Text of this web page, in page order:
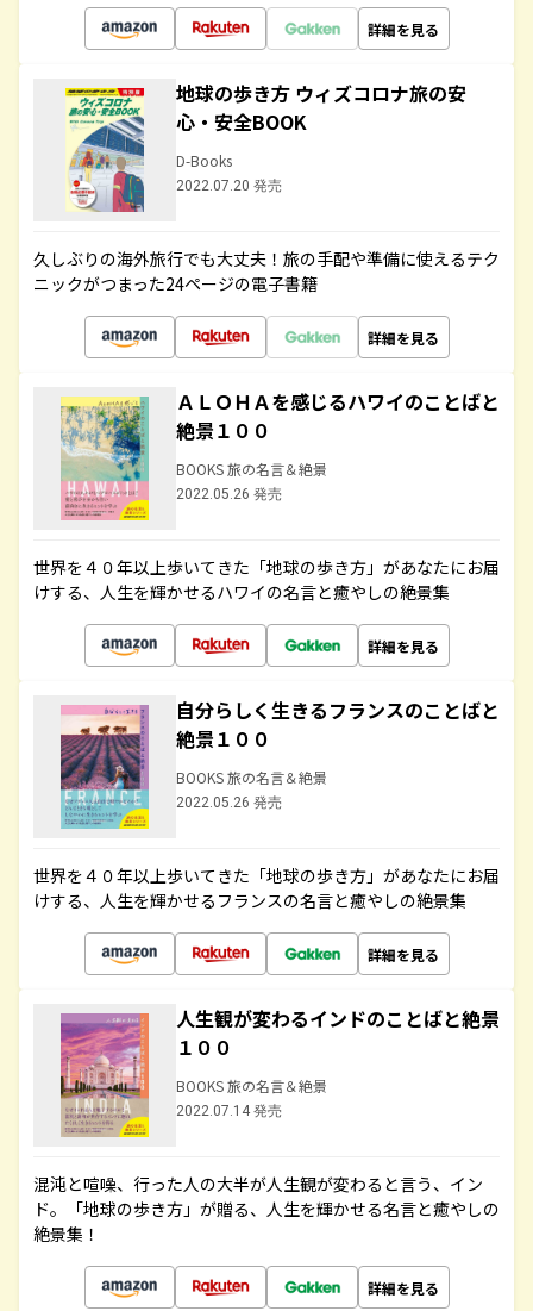
詳細を見る
地球の歩き方 ウィズコロナ旅の安
心・安全BOOK
D-Books
2022.07.20 発売
久しぶりの海外旅行でも大丈夫！旅の手配や準備に使えるテク
ニックがつまった24ページの電子書籍
詳細を見る
ＡＬＯＨＡを感じるハワイのことばと
絶景１００
BOOKS 旅の名言＆絶景
2022.05.26 発売
世界を４０年以上歩いてきた「地球の歩き方」があなたにお届
けする、人生を輝かせるハワイの名言と癒やしの絶景集
詳細を見る
自分らしく生きるフランスのことばと
絶景１００
BOOKS 旅の名言＆絶景
2022.05.26 発売
世界を４０年以上歩いてきた「地球の歩き方」があなたにお届
けする、人生を輝かせるフランスの名言と癒やしの絶景集
詳細を見る
人生観が変わるインドのことばと絶景
１００
BOOKS 旅の名言＆絶景
2022.07.14 発売
混沌と喧噪、行った人の大半が人生観が変わると言う、イン
ド。「地球の歩き方」が贈る、人生を輝かせる名言と癒やしの
絶景集！
詳細を見る